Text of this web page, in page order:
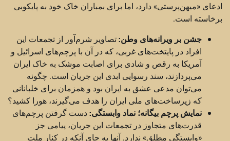
ادعای «میهن‌پرستی» دارد، اما برای بمباران خاک خود به پایکوبی
برخاسته است.
جشن بر ویرانه‌های وطن:تصاویر شرم‌آور از تجمعات این
افراد در پایتخت‌های غربی، که در آن با پرچم‌های اسرائیل و
آمریکا به رقص و شادی برای اصابت موشک به خاک ایران
می‌پردازند، سند رسوایی ابدی این جریان است. چگونه
می‌توان مدعی عشق به ایران بود و همزمان برای خلبانانی
که زیرساخت‌های ملی ایران را هدف می‌گیرند، هورا کشید؟
نمایش پرچم بیگانه؛ نماد وابستگی:دست گرفتن پرچم‌های
قدرت‌های متجاوز در تجمعات این جریان، پیامی جز
«وابستگی مطلق» ندارد. آنها به جای آنکه در کنار ملت